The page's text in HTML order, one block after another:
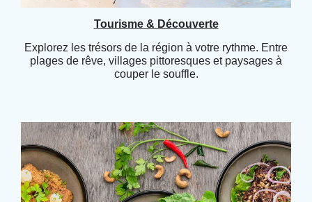
Tourisme & Découverte
Explorez les trésors de la région à votre rythme. Entre
plages de rêve, villages pittoresques et paysages à
couper le souffle.